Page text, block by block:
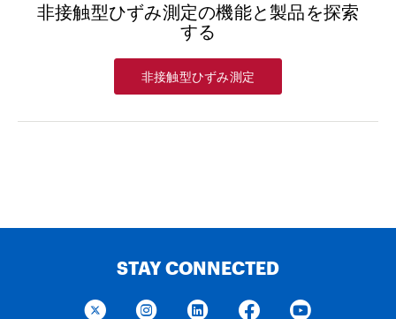
非接触型ひずみ測定の機能と製品を探索
する
非接触型ひずみ測定
STAY CONNECTED